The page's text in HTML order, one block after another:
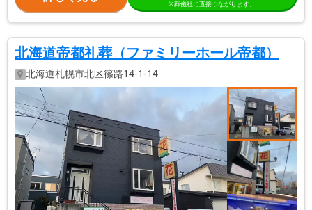
※葬儀社に直接つながります。
北海道帝都礼葬（ファミリーホール帝都）
北海道札幌市北区篠路14-1-14